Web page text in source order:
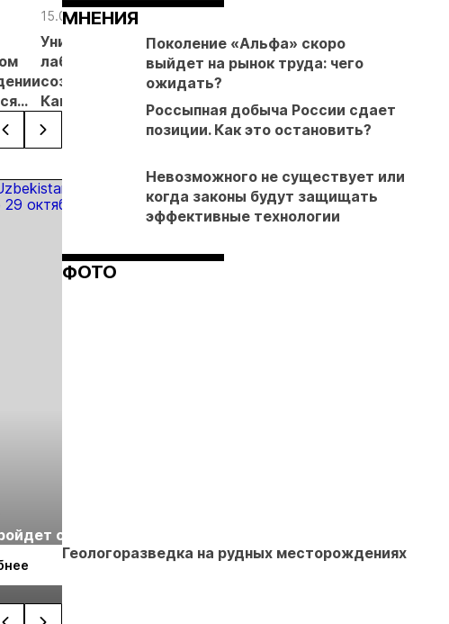
добыче золота
15.09.25
Уникальная
лаборатория
создана на
Камчатке
Завершено
расследование
трагедии на
Камчатке
Камчатка
за 6
сократила
добычу
золота на
На Камчатке
будут
с
в г.
Екатеринбурге
Подробнее
энергетическая
МНЕНИЯ
Поколение «Альфа» скоро
выйдет на рынок труда: чего
ожидать?
Россыпная добыча России сдает
позиции. Как это остановить?
Невозможного не существует или
когда законы будут защищать
эффективные технологии
ФОТО
Геологоразведка на рудных месторождениях